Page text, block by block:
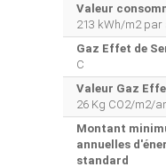
Valeur
213 kWh/m2 par
Gaz Effet de
C
Valeur Gaz
26 Kg CO2/m2/
Montant
annuelles
standard